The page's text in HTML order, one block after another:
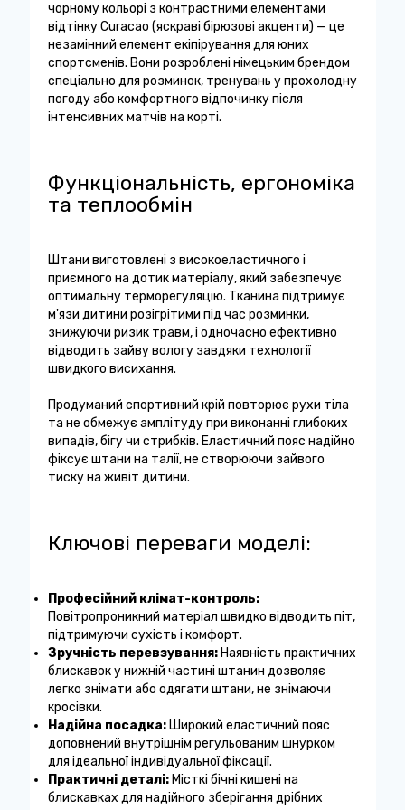
чорному кольорі з контрастними елементами
відтінку Curacao (яскраві бірюзові акценти) — це
незамінний елемент екіпірування для юних
спортсменів. Вони розроблені німецьким брендом
спеціально для розминок, тренувань у прохолодну
погоду або комфортного відпочинку після
інтенсивних матчів на корті.
Функціональність, ергономіка
та теплообмін
Штани виготовлені з високоеластичного і
приємного на дотик матеріалу, який забезпечує
оптимальну терморегуляцію. Тканина підтримує
м'язи дитини розігрітими під час розминки,
знижуючи ризик травм, і одночасно ефективно
відводить зайву вологу завдяки технології
швидкого висихання.
Продуманий спортивний крій повторює рухи тіла
та не обмежує амплітуду при виконанні глибоких
випадів, бігу чи стрибків. Еластичний пояс надійно
фіксує штани на талії, не створюючи зайвого
тиску на живіт дитини.
Ключові переваги моделі:
Професійний клімат-контроль:
Повітропроникний матеріал швидко відводить піт,
підтримуючи сухість і комфорт.
Зручність перевзування:Наявність практичних
блискавок у нижній частині штанин дозволяє
легко знімати або одягати штани, не знімаючи
кросівки.
Надійна посадка:Широкий еластичний пояс
доповнений внутрішнім регульованим шнурком
для ідеальної індивідуальної фіксації.
Практичні деталі:Місткі бічні кишені на
блискавках для надійного зберігання дрібних